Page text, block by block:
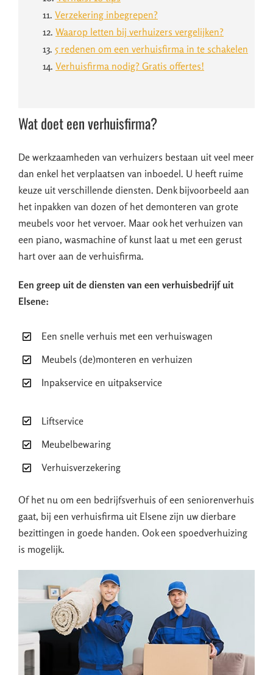
11. Verzekering inbegrepen?
12. Waarop letten bij verhuizers vergelijken?
13. 5 redenen om een verhuisfirma in te schakelen
14. Verhuisfirma nodig? Gratis offertes!
Wat doet een verhuisfirma?
De werkzaamheden van verhuizers bestaan uit veel meer
dan enkel het verplaatsen van inboedel. U heeft ruime
keuze uit verschillende diensten. Denk bijvoorbeeld aan
het inpakken van dozen of het demonteren van grote
meubels voor het vervoer. Maar ook het verhuizen van
een piano, wasmachine of kunst laat u met een gerust
hart over aan de verhuisfirma.
Een greep uit de diensten van een verhuisbedrijf uit
Elsene:
Een snelle verhuis met een verhuiswagen
Meubels (de)monteren en verhuizen
Inpakservice en uitpakservice
Liftservice
Meubelbewaring
Verhuisverzekering
Of het nu om een bedrijfsverhuis of een seniorenverhuis
gaat, bij een verhuisfirma uit Elsene zijn uw dierbare
bezittingen in goede handen. Ook een spoedverhuizing
is mogelijk.